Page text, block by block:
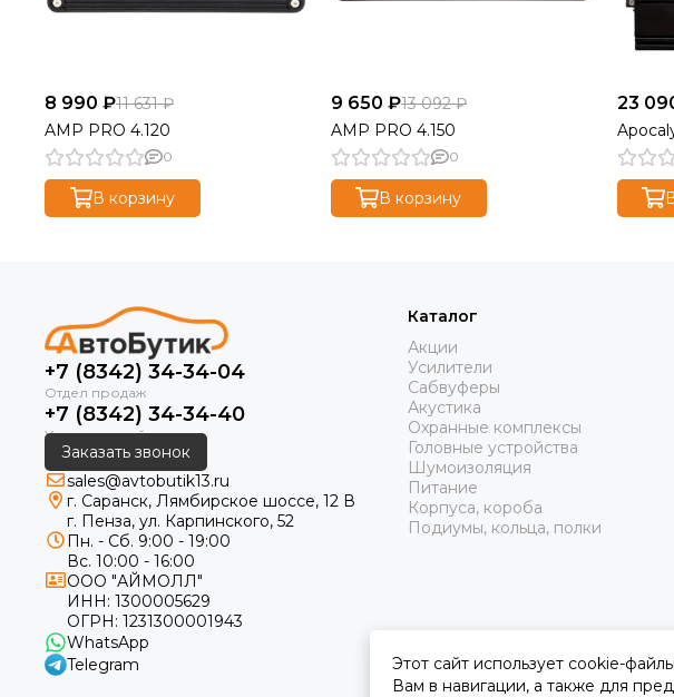
8 990 ₽11 631 ₽
AMP PRO 4.120
0
В корзину
9 650 ₽13 092 ₽
AMP PRO 4.150
0
В корзину
23
+7 (8342) 34-34-04
+7 (8342) 34-34-40
Заказать звонок
sales@avtobutik13.ru
г. Саранск, Лямбирское шоссе, 12 В
г. Пенза, ул. Карпинского, 52
Пн. - Сб. 9:00 - 19:00
Вс. 10:00 - 16:00
ООО "АЙМОЛЛ"
ИНН: 1300005629
ОГРН: 1231300001943
WhatsApp
Telegram
Каталог
Акции
Усилители
Сабвуферы
Акустика
Охранные комплексы
Головные устройства
Шумоизоляция
Питание
Корпуса, короба
Подиумы, кольца, полки
Этот сайт использует cookie-
Вам в навигации, а также для